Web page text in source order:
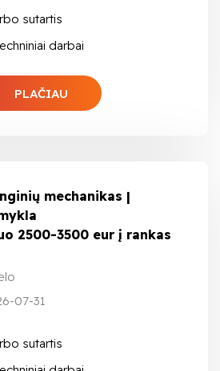
sutartis
darbai
PLAČIAU
mechanikas |
2500-3500 eur į rankas
07-31
sutartis